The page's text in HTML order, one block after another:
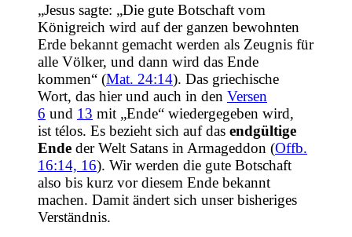
„Jesus sagte: „Die gute Botschaft vom
Königreich wird auf der ganzen bewohnten
Erde bekannt gemacht werden als Zeugnis für
alle Völker, und dann wird das Ende
kommen“ (Mat. 24:14). Das griechische
Wort, das hier und auch in den Versen
6 und 13 mit „Ende“ wiedergegeben wird,
ist télos. Es bezieht sich auf das endgültige
Ende der Welt Satans in Armageddon (Offb.
16:14, 16). Wir werden die gute Botschaft
also bis kurz vor diesem Ende bekannt
machen. Damit ändert sich unser bisheriges
Verständnis.